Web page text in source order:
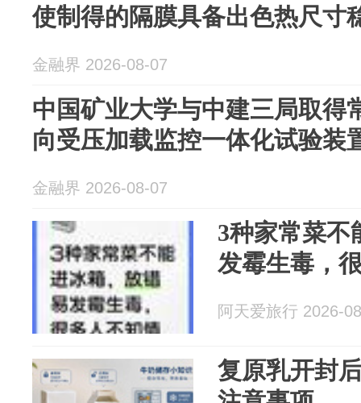
使制得的隔膜具备出色热尺寸
金融界 2026-08-07
中国矿业大学与中建三局取得
向受压加载监控一体化试验装
金融界 2026-08-07
3种家常菜不
发霉生毒，
阿天爱旅行 2026-
复原乳开封